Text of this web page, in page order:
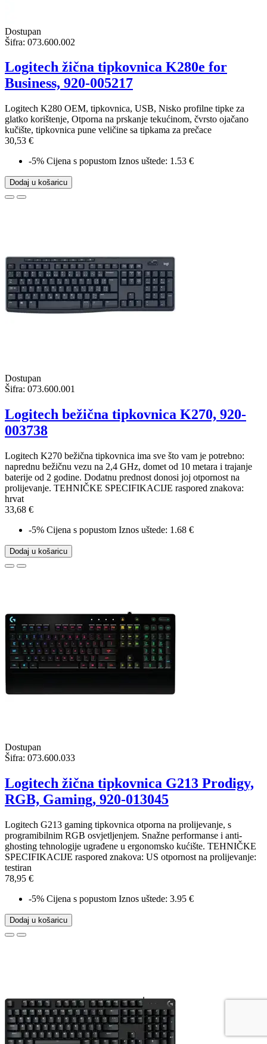
Dostupan
Šifra: 073.600.002
Logitech žična tipkovnica K280e for
Business, 920-005217
Logitech K280 OEM, tipkovnica, USB, Nisko profilne tipke za
glatko korištenje, Otporna na prskanje tekućinom, čvrsto ojačano
kučište, tipkovnica pune veličine sa tipkama za prečace
30,53 €
-5% Cijena s popustom Iznos uštede: 1.53 €
Dodaj u košaricu
Dostupan
Šifra: 073.600.001
Logitech bežična tipkovnica K270, 920-
003738
Logitech K270 bežična tipkovnica ima sve što vam je potrebno:
naprednu bežičnu vezu na 2,4 GHz, domet od 10 metara i trajanje
baterije od 2 godine. Dodatnu prednost donosi joj otpornost na
prolijevanje. TEHNIČKE SPECIFIKACIJE raspored znakova:
hrvat
33,68 €
-5% Cijena s popustom Iznos uštede: 1.68 €
Dodaj u košaricu
Dostupan
Šifra: 073.600.033
Logitech žična tipkovnica G213 Prodigy,
RGB, Gaming, 920-013045
Logitech G213 gaming tipkovnica otporna na prolijevanje, s
programibilnim RGB osvjetljenjem. Snažne performanse i anti-
ghosting tehnologije ugrađene u ergonomsko kućište. TEHNIČKE
SPECIFIKACIJE raspored znakova: US otpornost na prolijevanje:
testiran
78,95 €
-5% Cijena s popustom Iznos uštede: 3.95 €
Dodaj u košaricu